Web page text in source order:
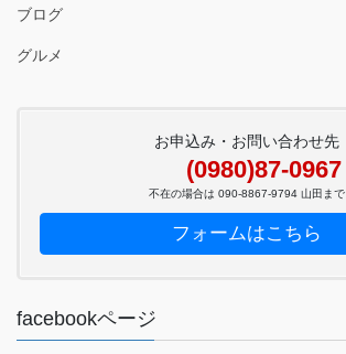
ブログ
グルメ
お申込み・お問い合わせ先
(0980)87-0967
不在の場合は 090-8867-9794 山田まで
フォームはこちら
facebookページ